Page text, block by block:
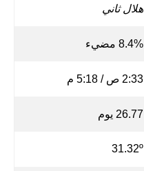
هلال ثاني
8.4% مضيء
2:33 ص / 5:18 م
26.77 يوم
31.32º